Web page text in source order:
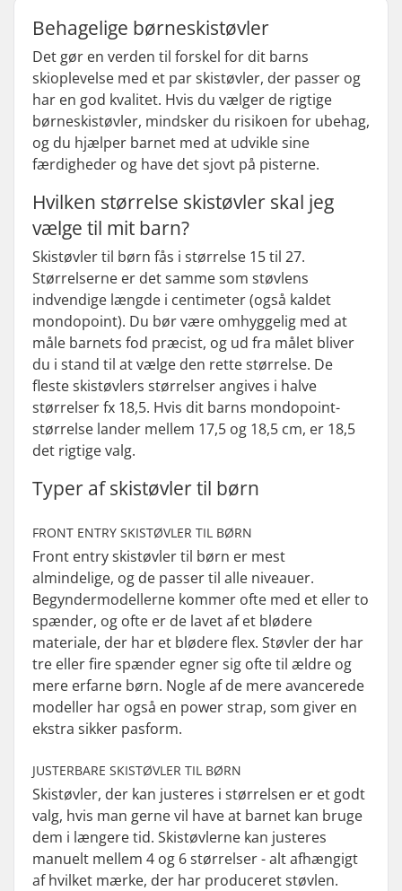
Behagelige børneskistøvler
Det gør en verden til forskel for dit barns
skioplevelse med et par skistøvler, der passer og
har en god kvalitet. Hvis du vælger de rigtige
børneskistøvler, mindsker du risikoen for ubehag,
og du hjælper barnet med at udvikle sine
færdigheder og have det sjovt på pisterne.
Hvilken størrelse skistøvler skal jeg
vælge til mit barn?
Skistøvler til børn fås i størrelse 15 til 27.
Størrelserne er det samme som støvlens
indvendige længde i centimeter (også kaldet
mondopoint). Du bør være omhyggelig med at
måle barnets fod præcist, og ud fra målet bliver
du i stand til at vælge den rette størrelse. De
fleste skistøvlers størrelser angives i halve
størrelser fx 18,5. Hvis dit barns mondopoint-
størrelse lander mellem 17,5 og 18,5 cm, er 18,5
det rigtige valg.
Typer af skistøvler til børn
FRONT ENTRY SKISTØVLER TIL BØRN
Front entryskistøvler til børn er mest
almindelige, og de passer til alle niveauer.
Begyndermodellerne kommer ofte med et eller to
spænder, og ofte er de lavet af et blødere
materiale, der har et blødere flex. Støvler der har
tre eller fire spænder egner sig ofte til ældre og
mere erfarne børn. Nogle af de mere avancerede
modeller har også en power strap, som giver en
ekstra sikker pasform.
JUSTERBARE SKISTØVLER TIL BØRN
Skistøvler, der kan justeres i størrelsen er et godt
valg, hvis man gerne vil have at barnet kan bruge
dem i længere tid. Skistøvlerne kan justeres
manuelt mellem 4 og 6 størrelser - alt afhængigt
af hvilket mærke, der har produceret støvlen.